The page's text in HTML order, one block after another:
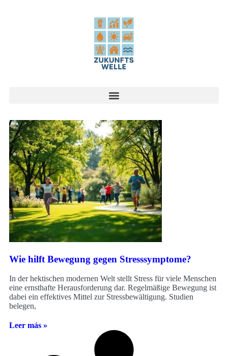
Wie hilft Bewegung gegen Stresssymptome?
In der hektischen modernen Welt stellt Stress für viele Menschen
eine ernsthafte Herausforderung dar. Regelmäßige Bewegung ist
dabei ein effektives Mittel zur Stressbewältigung. Studien
belegen,
Leer más »